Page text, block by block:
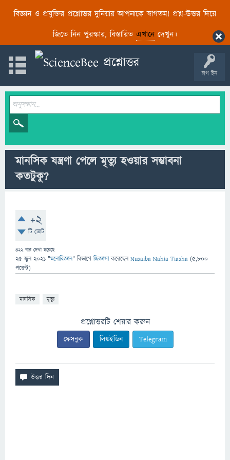
বিজ্ঞান ও প্রযুক্তির প্রশ্নোত্তর দুনিয়ায় আপনাকে স্বাগতম! প্রশ্ন-উত্তর দিয়ে
জিতে নিন পুরস্কার, বিস্তারিত এখানেদেখুন।
লগ ইন
মানসিক যন্ত্রণা পেলে মৃত্যু হওয়ার সম্ভাবনা
কতটুকু?
+2
টি ভোট
422বার দেখা হয়েছে
25 জুন 2021 "মনোবিজ্ঞান" বিভাগে জিজ্ঞাসাকরেছেনNusaiba Nahia Tiasha (5,800
পয়েন্ট)
মানসিক মৃত্যু
প্রশ্নোত্তরটি শেয়ার করুন
ফেসবুক লিঙ্কইডিন Telegram